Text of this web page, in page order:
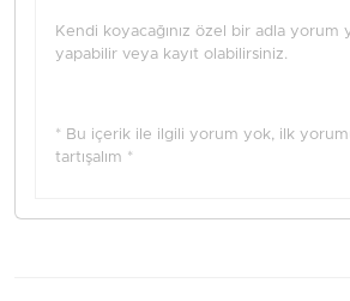
Kendi koyacağınız özel bir adla yorum
yapabilir veya kayıt olabilirsiniz.
* Bu içerik ile ilgili yorum yok, ilk
tartışalım *